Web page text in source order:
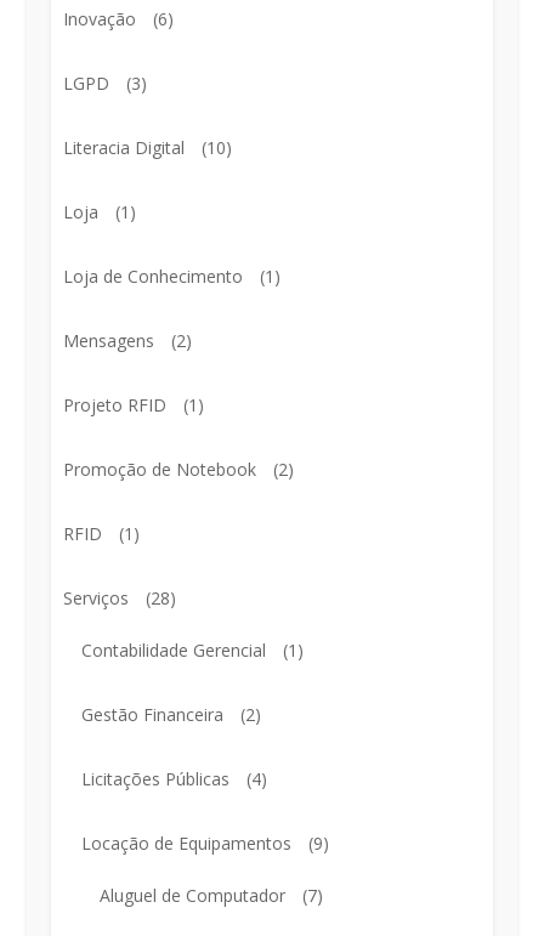
Inovação (6)
LGPD (3)
Literacia Digital (10)
Loja (1)
Loja de Conhecimento (1)
Mensagens (2)
Projeto RFID (1)
Promoção de Notebook (2)
RFID (1)
Serviços (28)
Contabilidade Gerencial (1)
Gestão Financeira (2)
Licitações Públicas (4)
Locação de Equipamentos (9)
Aluguel de Computador (7)